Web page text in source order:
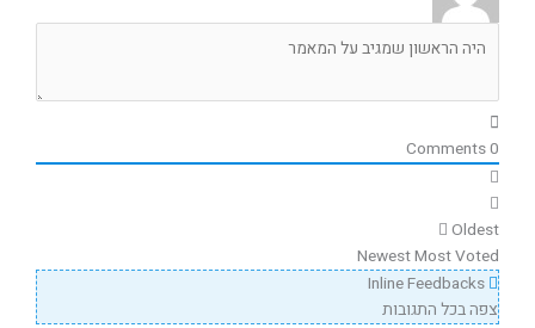
0
Oldest
NewestMost Voted
צפה בכל התגובות